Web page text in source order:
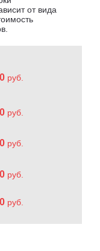
от вида
руб.
руб.
руб.
руб.
руб.